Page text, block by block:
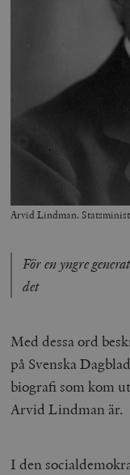
Arvid Lindman.
För en yngre
det
Med dessa ord
på Svenska
biografi som kom
Arvid Lindman är.
I den